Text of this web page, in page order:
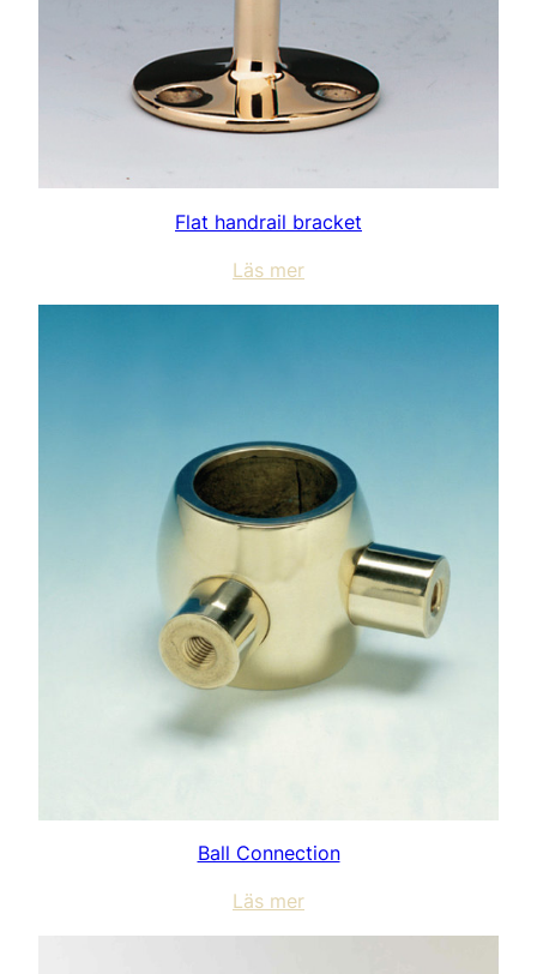
Flat handrail bracket
Läs mer
Ball Connection
Läs mer